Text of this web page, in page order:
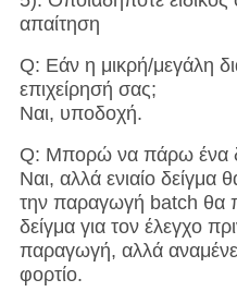
απαίτηση
Q: Εάν η μικρή/μεγάλη
επιχείρησή σας;
Ναι, υποδοχή.
Q: Μπορώ να πάρω ένα
Ναι, αλλά ενιαίο δείγμα
την παραγωγή batch θα
δείγμα για τον έλεγχο
παραγωγή, αλλά
φορτίο.